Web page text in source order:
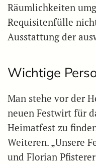
Räumlichkeiten
Requisitenfülle
Ausstattung der
Wichtige
Man stehe vor der
neuen Festwirt für
Heimatfest zu
Weiteren. „Unsere
und Florian